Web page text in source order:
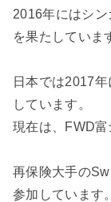
2016年にはシ
を果たしていま
日本では2017
しています。
現在は、FWD富
再保険大手の
参加しています。